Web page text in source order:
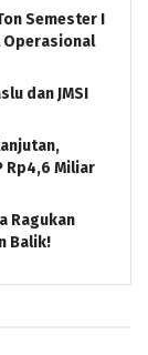
Semester I
Operasional
dan JMSI
Rp4,6 Miliar
Ragukan
Balik!